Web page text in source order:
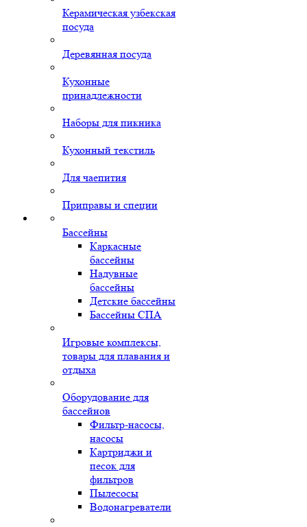
Керамическая узбекская
посуда
Деревянная посуда
Кухонные
принадлежности
Наборы для пикника
Кухонный текстиль
Для чаепития
Приправы и специи
Бассейны
Каркасные
бассейны
Надувные
бассейны
Детские бассейны
Бассейны СПА
Игровые комплексы,
товары для плавания и
отдыха
Оборудование для
бассейнов
Фильтр-насосы,
насосы
Картриджи и
песок для
фильтров
Пылесосы
Водонагреватели